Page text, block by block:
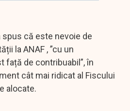
că este nevoie de
la ANAF , ”cu un
față de contribuabil”, în
cât mai ridicat al Fiscului
alocate.